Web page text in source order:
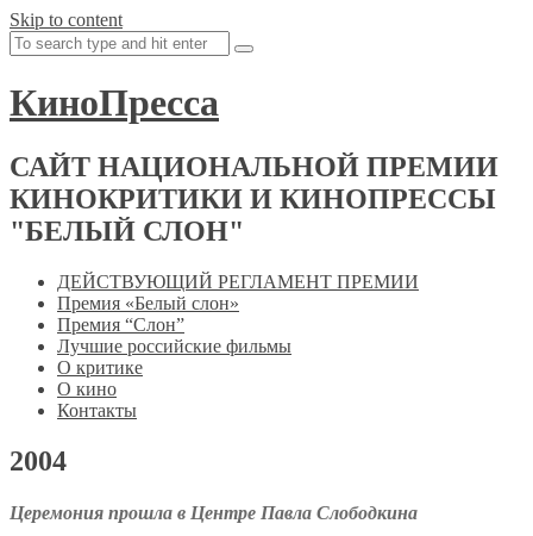
Skip to content
КиноПресса
САЙТ НАЦИОНАЛЬНОЙ ПРЕМИИ
КИНОКРИТИКИ И КИНОПРЕССЫ
"БЕЛЫЙ СЛОН"
ДЕЙСТВУЮЩИЙ РЕГЛАМЕНТ ПРЕМИИ
Премия «Белый слон»
Премия “Слон”
Лучшие российские фильмы
О критике
О кино
Контакты
2004
Церемония прошла в Центре Павла Слободкина